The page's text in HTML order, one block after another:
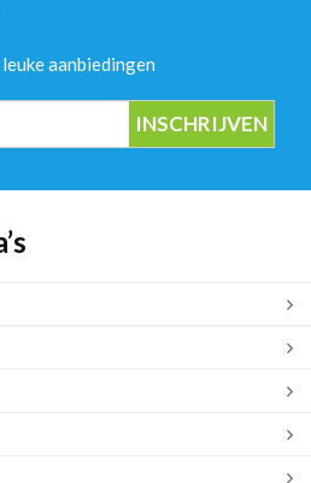
aanbiedingen